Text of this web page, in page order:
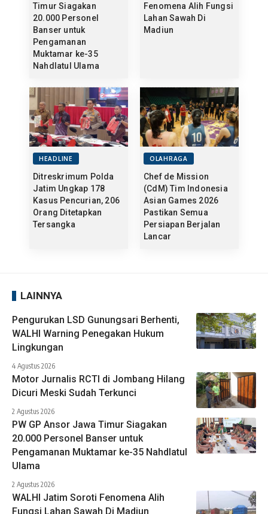
Timur Siagakan
20.000 Personel
Banser untuk
Pengamanan
Muktamar ke-35
Nahdlatul Ulama
Fenomena Alih Fungsi
Lahan Sawah Di
Madiun
HEADLINE
Ditreskrimum Polda
Jatim Ungkap 178
Kasus Pencurian, 206
Orang Ditetapkan
Tersangka
OLAHRAGA
Chef de Mission
(CdM) Tim Indonesia
Asian Games 2026
Pastikan Semua
Persiapan Berjalan
Lancar
LAINNYA
Pengurukan LSD Gunungsari Berhenti,
WALHI Warning Penegakan Hukum
Lingkungan
4 Agustus 2026
Motor Jurnalis RCTI di Jombang Hilang
Dicuri Meski Sudah Terkunci
2 Agustus 2026
PW GP Ansor Jawa Timur Siagakan
20.000 Personel Banser untuk
Pengamanan Muktamar ke-35 Nahdlatul
Ulama
2 Agustus 2026
WALHI Jatim Soroti Fenomena Alih
Fungsi Lahan Sawah Di Madiun